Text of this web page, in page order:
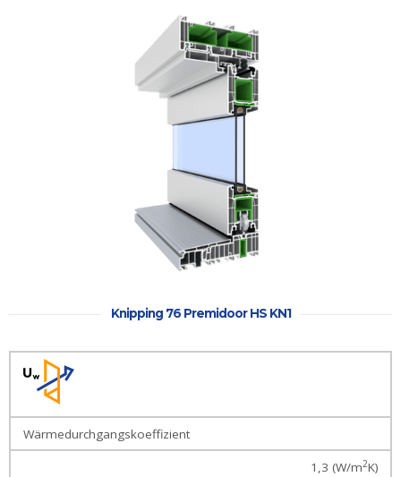
Knipping 76 Premidoor HS KN1
Wärmedurchgangskoeffizient
1,3 (W/m2K)
Kunststofftüren
Nebeneingangstür
Balkontüren
aus
Kunststoff
mit AluClip
Balkontüren